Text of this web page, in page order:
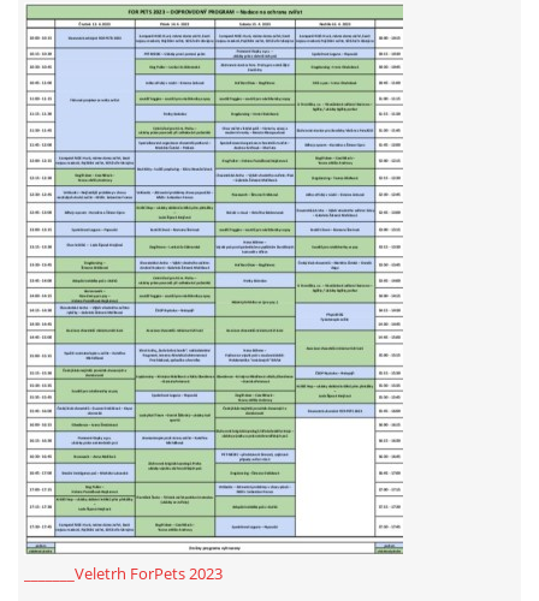
KASTRACE
STRAVA
PODPORA
E - S H O P
HISTORIE 2022
O NÁS :-)
VÝROČNÍ ZPRÁVY
KONTAKT
_______Veletrh ForPets 2023